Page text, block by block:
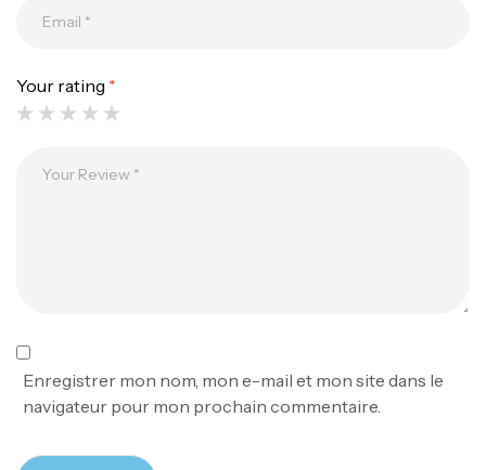
Your rating *
Enregistrer mon nom, mon e-mail et mon site dans le
navigateur pour mon prochain commentaire.
1.83m 120/250gr 30kg
Bagagerie
د.ت
د.ت378,000